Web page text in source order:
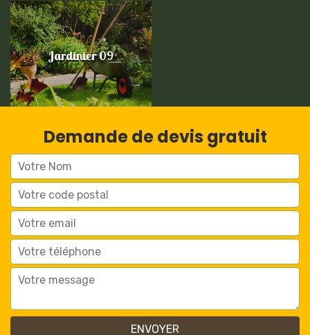
Jardinier 09
Demande de devis gratuit